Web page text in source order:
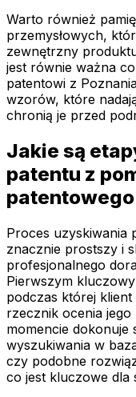
Warto również
przemysłowych,
zewnętrzny
jest równie ważna
patentowi z
wzorów, które
chronią je przed
Jakie są
patentu z
patentowego
Proces uzyskiwania
znacznie prostszy i
profesjonalnego
Pierwszym
podczas której
rzecznik ocenia jego
momencie dokonuje
wyszukiwania w
czy podobne
co jest kluczowe dla